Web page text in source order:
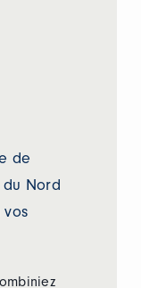
de
Nord